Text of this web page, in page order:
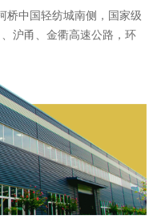
桥中国轻纺城南侧，国家级
沪甬、金衢高速公路，环